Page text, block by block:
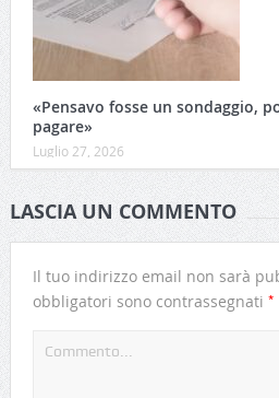
«Pensavo fosse un sondaggio,
pagare»
Luglio 27, 2026
LASCIA UN COMMENTO
Il tuo indirizzo email non sarà
obbligatori sono contrassegnati *